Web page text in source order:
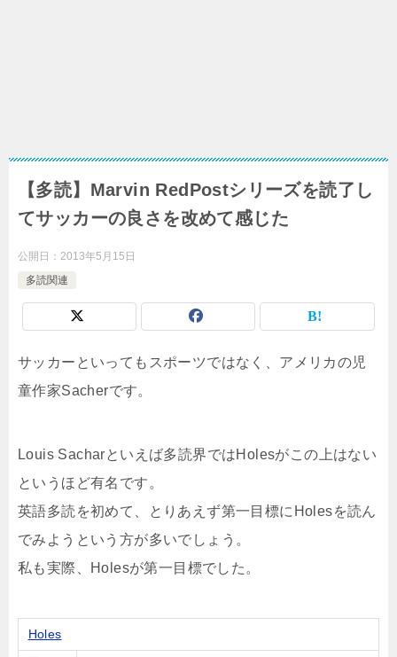
【多読】Marvin RedPostシリーズを読了し
てサッカーの良さを改めて感じた
公開日： 2013年5月15日
多読関連
サッカーといってもスポーツではなく、アメリカの児
童作家Sacherです。
Louis Sacharといえば多読界ではHolesがこの上はない
というほど有名です。
英語多読を初めて、とりあえず第一目標にHolesを読ん
でみようという方が多いでしょう。
私も実際、Holesが第一目標でした。
Holes